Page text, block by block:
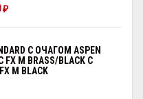
₽
С ОЧАГОМ АSPEN
M BRASS/BLACK С
M BLACK